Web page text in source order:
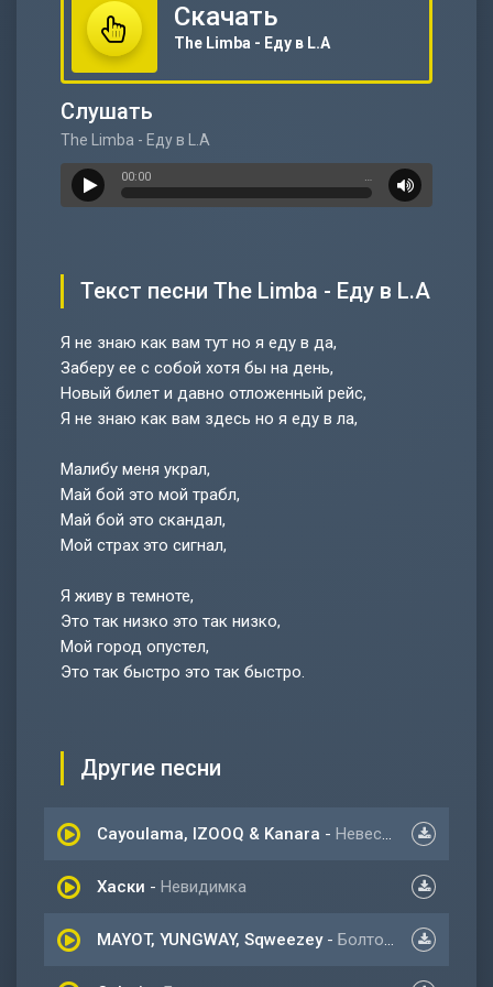
Скачать
The Limba - Еду в L.A
Слушать
The Limba - Еду в L.A
00:00 …
Текст песни The Limba - Еду в L.A
Я не знаю как вам тут но я еду в да,
Заберу ее с собой хотя бы на день,
Новый билет и давно отложенный рейс,
Я не знаю как вам здесь но я еду в ла,
Малибу меня украл,
Май бой это мой трабл,
Май бой это скандал,
Мой страх это сигнал,
Я живу в темноте,
Это так низко это так низко,
Мой город опустел,
Это так быстро это так быстро.
Другие песни
Cayoulama, IZOOQ & Kanara - Невесомость
Хаски - Невидимка
MAYOT, YUNGWAY, Sqweezey- Болтовня